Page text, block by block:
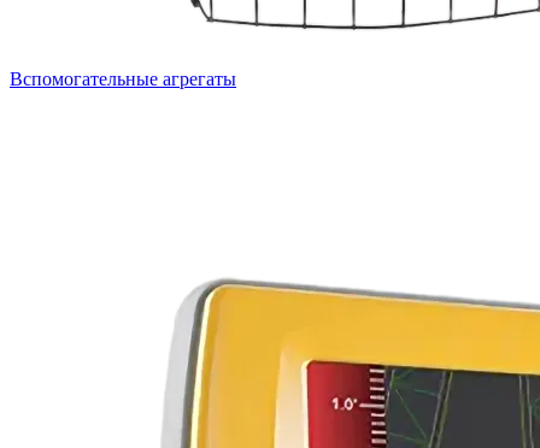
Вспомогательные агрегаты